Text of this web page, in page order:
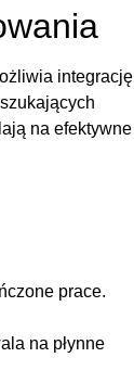
integrację
na efektywne
prace.
na płynne